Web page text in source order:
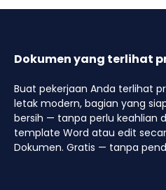
Dokumen yang terlihat
Buat pekerjaan Anda terlihat
letak modern, bagian yang
bersih — tanpa perlu keahlian
template Word atau edit
Dokumen. Gratis — tanpa